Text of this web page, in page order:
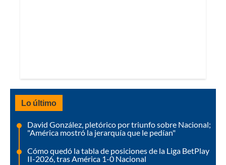
Lo último
David González, pletórico por triunfo sobre Nacional;
"América mostró la jerarquía que le pedían"
Cómo quedó la tabla de posiciones de la Liga BetPlay
II-2026, tras América 1-0 Nacional